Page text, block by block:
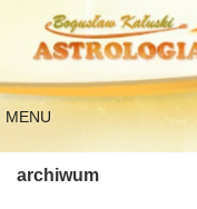
MENU
archiwum